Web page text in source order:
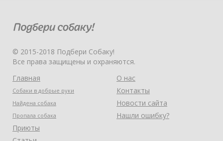
© 2015-2018 Подбери Собаку!
Все права защищены и охраняются.
Главная
Собаки в добрые руки
Найдена собака
Пропала собака
Приюты
О нас
Контакты
Новости сайта
Нашли ошибку?